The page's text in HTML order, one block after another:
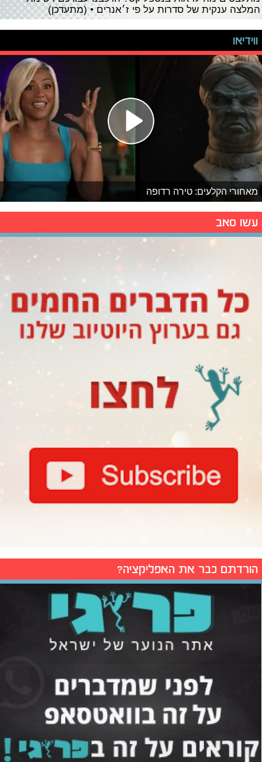
המלצה ענקית של סדרות על פי ז׳אנרים • (מתעדכן)
ווידיאו
מאחורי הקלעים: טירה רדופה
עשו סאב
הורדתם כבר את האפליקציה?